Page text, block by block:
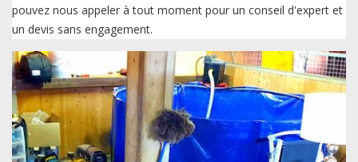
pouvez nous appeler à tout moment pour un conseil d'expert et
un devis sans engagement.